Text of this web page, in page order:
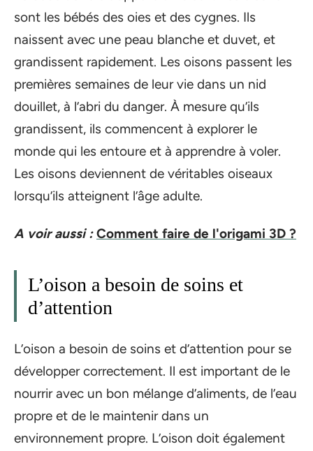
sont les bébés des oies et des cygnes. Ils
naissent avec une peau blanche et duvet, et
grandissent rapidement. Les oisons passent les
premières semaines de leur vie dans un nid
douillet, à l’abri du danger. À mesure qu’ils
grandissent, ils commencent à explorer le
monde qui les entoure et à apprendre à voler.
Les oisons deviennent de véritables oiseaux
lorsqu’ils atteignent l’âge adulte.
A voir aussi : Comment faire de l'origami 3D ?
L’oison a besoin de soins et
d’attention
L’oison a besoin de soins et d’attention pour se
développer correctement. Il est important de le
nourrir avec un bon mélange d’aliments, de l’eau
propre et de le maintenir dans un
environnement propre. L’oison doit également